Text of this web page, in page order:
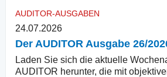
AUDITOR-AUSGABEN
24.07.2026
Der AUDITOR Ausgabe 26/
Laden Sie sich die aktuelle
AUDITOR herunter, die mit